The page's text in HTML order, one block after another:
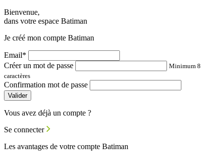
Bienvenue,
dans votre espace Batiman
Je créé mon compte Batiman
Email*
Créer un mot de passe
Minimum 8
caractères
Confirmation mot de passe
Valider
Vous avez déjà un compte ?
Se connecter
Les avantages de votre compte Batiman